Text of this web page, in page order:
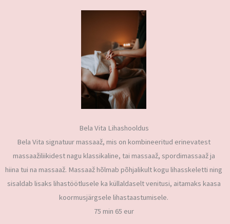
Bela Vita Lihashooldus
Bela Vita signatuur massaaž, mis on kombineeritud erinevatest
massaažiliikidest nagu klassikaline, tai massaaž, spordimassaaž ja
hiina tui na massaaž. Massaaž hõlmab põhjalikult kogu lihasskeletti ning
sisaldab lisaks lihastöötlusele ka küllaldaselt venitusi, aitamaks kaasa
koormusjärgsele lihastaastumisele.
75 min 65 eur